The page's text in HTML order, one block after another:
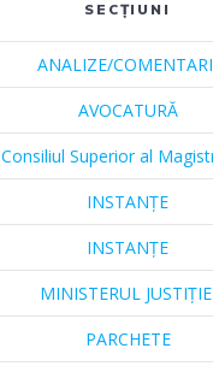
SECȚIUNI
ANALIZE/
AVOCATURĂ
Consiliul Superior al
INSTANȚE
INSTANȚE
MINISTERUL
PARCHETE